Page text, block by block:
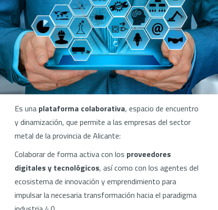
Es una plataforma colaborativa, espacio de encuentro
y dinamización, que permite a las empresas del sector
metal de la provincia de Alicante:
Colaborar de forma activa con los proveedores
digitales y tecnológicos, así como con los agentes del
ecosistema de innovación y emprendimiento para
impulsar la necesaria transformación hacia el paradigma